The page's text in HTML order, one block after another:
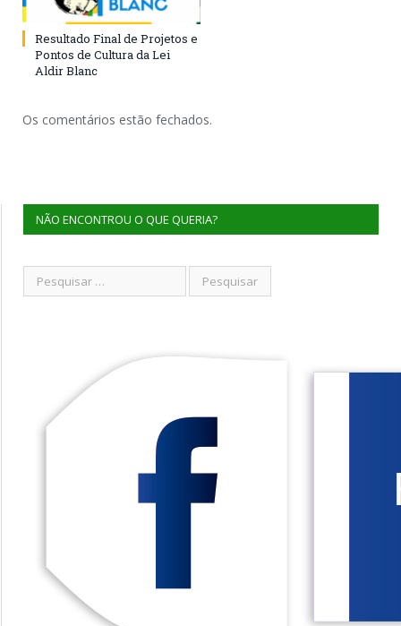
Resultado Final de Projetos e
Pontos de Cultura da Lei
Aldir Blanc
Os comentários estão fechados.
NÃO ENCONTROU O QUE QUERIA?